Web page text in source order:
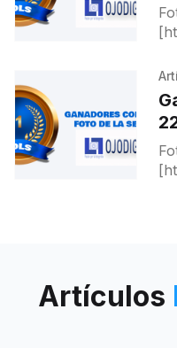
2021/
Artículos